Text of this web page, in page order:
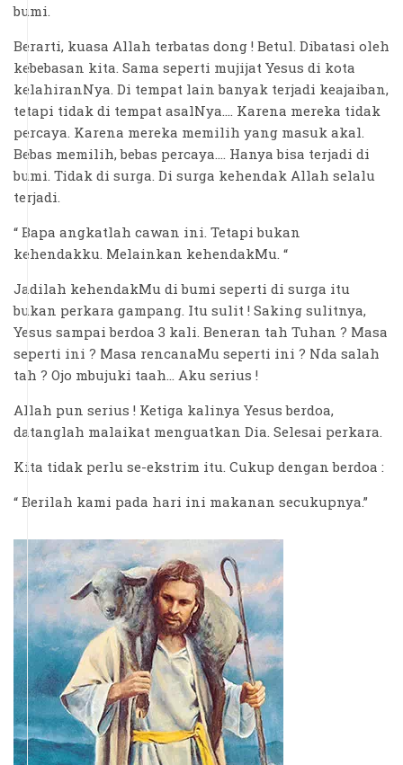
bumi.
Berarti, kuasa Allah terbatas dong ! Betul. Dibatasi oleh
kebebasan kita. Sama seperti mujijat Yesus di kota
kelahiranNya. Di tempat lain banyak terjadi keajaiban,
tetapi tidak di tempat asalNya…. Karena mereka tidak
percaya. Karena mereka memilih yang masuk akal.
Bebas memilih, bebas percaya…. Hanya bisa terjadi di
bumi. Tidak di surga. Di surga kehendak Allah selalu
terjadi.
“ Bapa angkatlah cawan ini. Tetapi bukan
kehendakku. Melainkan kehendakMu. “
Jadilah kehendakMu di bumi seperti di surga itu
bukan perkara gampang. Itu sulit ! Saking sulitnya,
Yesus sampai berdoa 3 kali. Beneran tah Tuhan ? Masa
seperti ini ? Masa rencanaMu seperti ini ? Nda salah
tah ? Ojo mbujuki taah… Aku serius !
Allah pun serius ! Ketiga kalinya Yesus berdoa,
datanglah malaikat menguatkan Dia. Selesai perkara.
Kita tidak perlu se-ekstrim itu. Cukup dengan berdoa :
“ Berilah kami pada hari ini makanan secukupnya.”